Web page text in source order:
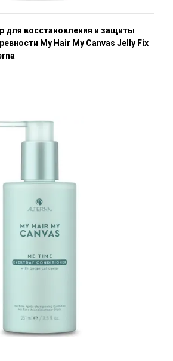
для восстановления и защиты
My Hair My Canvas Jelly Fix